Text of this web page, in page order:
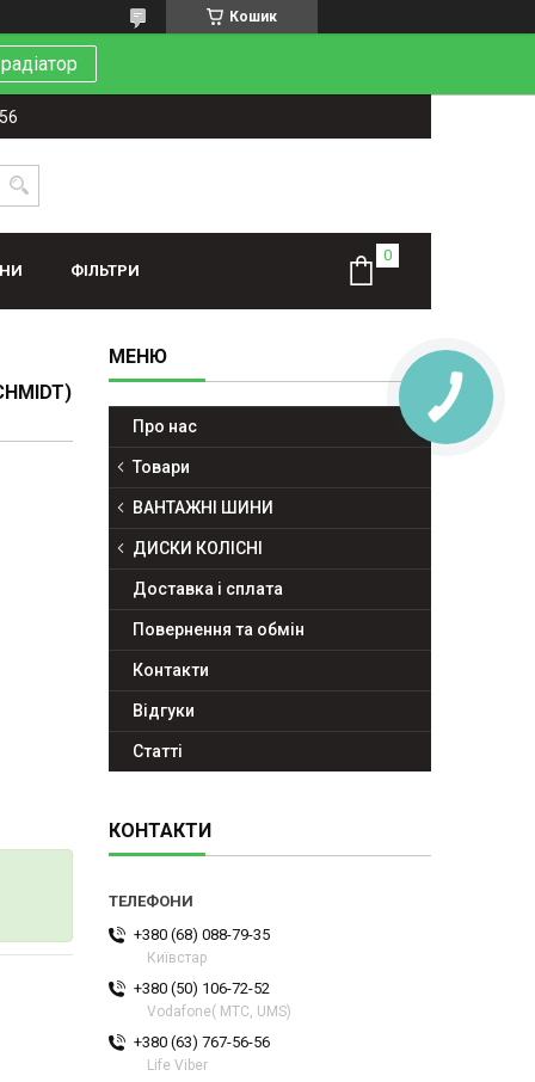
Кошик
ФІЛЬТРИ
Про нас
Товари
ВАНТАЖНІ ШИНИ
ДИСКИ КОЛІСНІ
Доставка і сплата
Повернення та обмін
Контакти
Відгуки
Статті
КОНТАКТИ
+380 (68) 088-79-35
Київстар
+380 (50) 106-72-52
Vodafone( МТС, UMS)
+380 (63) 767-56-56
Life Viber